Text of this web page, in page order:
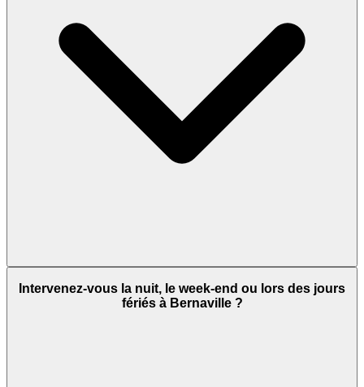
Intervenez-vous la nuit, le week-end ou lors des jours
fériés à Bernaville ?